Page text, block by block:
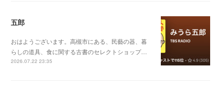
五郎
おはようございます。高槻市にある、民藝の器、暮
らしの道具、食に関する古書のセレクトショップ…
2026.07.22 23:35